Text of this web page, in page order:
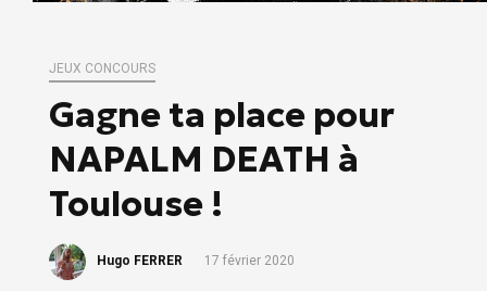
JEUX CONCOURS
Gagne ta place pour
NAPALM DEATH à
Toulouse !
Hugo FERRER 17 février 2020